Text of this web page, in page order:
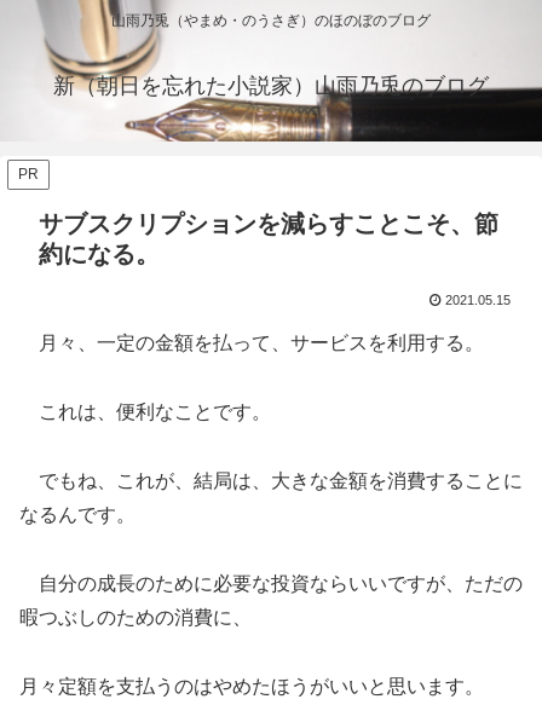
山雨乃兎（やまめ・のうさぎ）のほのぼのブログ
新（朝日を忘れた小説家）山雨乃兎のブログ
PR
サブスクリプションを減らすことこそ、節
約になる。
2021.05.15
月々、一定の金額を払って、サービスを利用する。
これは、便利なことです。
でもね、これが、結局は、大きな金額を消費することに
なるんです。
自分の成長のために必要な投資ならいいですが、ただの
暇つぶしのための消費に、
月々定額を支払うのはやめたほうがいいと思います。